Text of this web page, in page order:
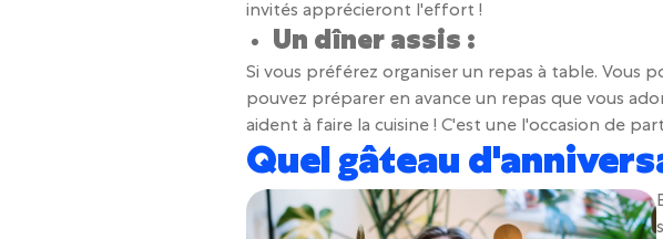
invités apprécieront l'effort !
Un dîner assis :
Si vous préférez organiser un repas à table. Vous
pouvez préparer en avance un repas que vous
aident à faire la cuisine ! C'est une l'occasion de
Quel gâteau